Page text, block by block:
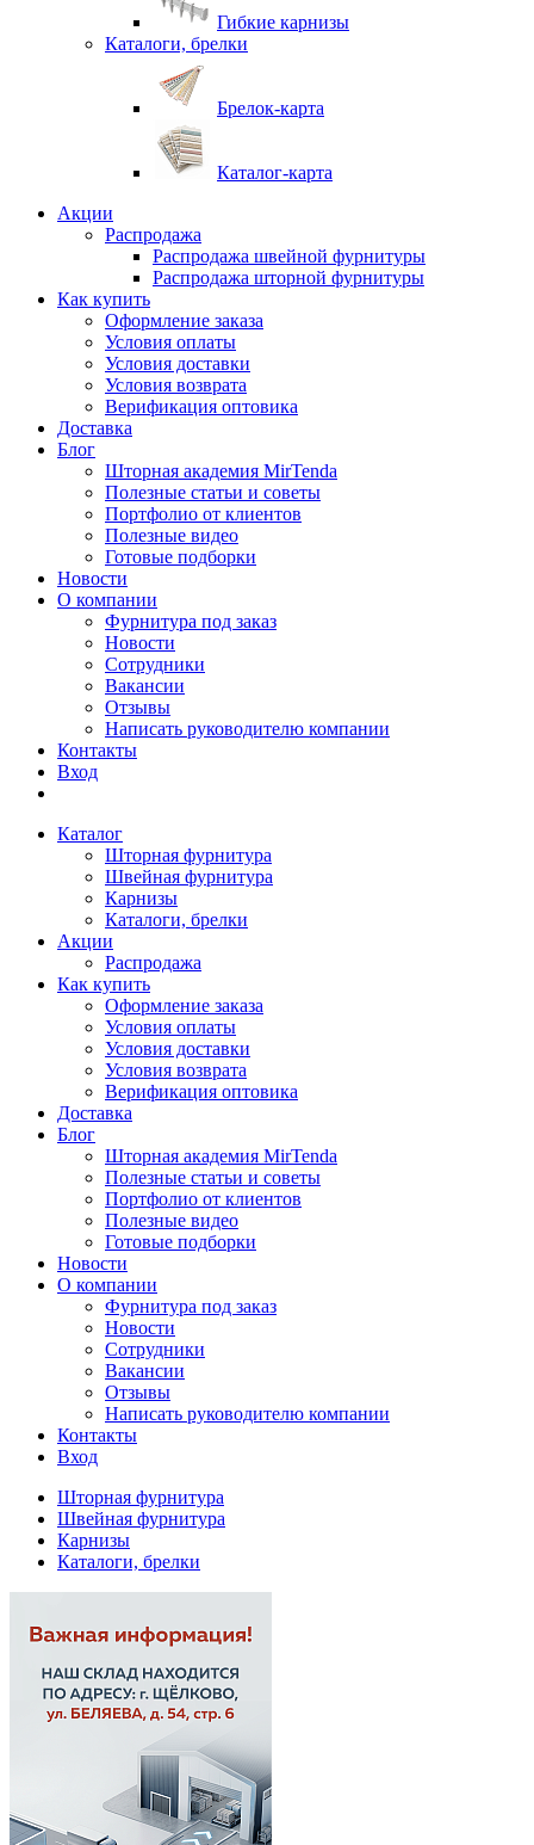
Гибкие карнизы
Каталоги, брелки
Брелок-карта
Каталог-карта
Акции
Распродажа
Распродажа швейной фурнитуры
Распродажа шторной фурнитуры
Как купить
Оформление заказа
Условия оплаты
Условия доставки
Условия возврата
Верификация оптовика
Доставка
Блог
Шторная академия MirTenda
Полезные статьи и советы
Портфолио от клиентов
Полезные видео
Готовые подборки
Новости
О компании
Фурнитура под заказ
Новости
Сотрудники
Вакансии
Отзывы
Написать руководителю компании
Контакты
Вход
Каталог
Шторная фурнитура
Швейная фурнитура
Карнизы
Каталоги, брелки
Акции
Распродажа
Как купить
Оформление заказа
Условия оплаты
Условия доставки
Условия возврата
Верификация оптовика
Доставка
Блог
Шторная академия MirTenda
Полезные статьи и советы
Портфолио от клиентов
Полезные видео
Готовые подборки
Новости
О компании
Фурнитура под заказ
Новости
Сотрудники
Вакансии
Отзывы
Написать руководителю компании
Контакты
Вход
Шторная фурнитура
Швейная фурнитура
Карнизы
Каталоги, брелки